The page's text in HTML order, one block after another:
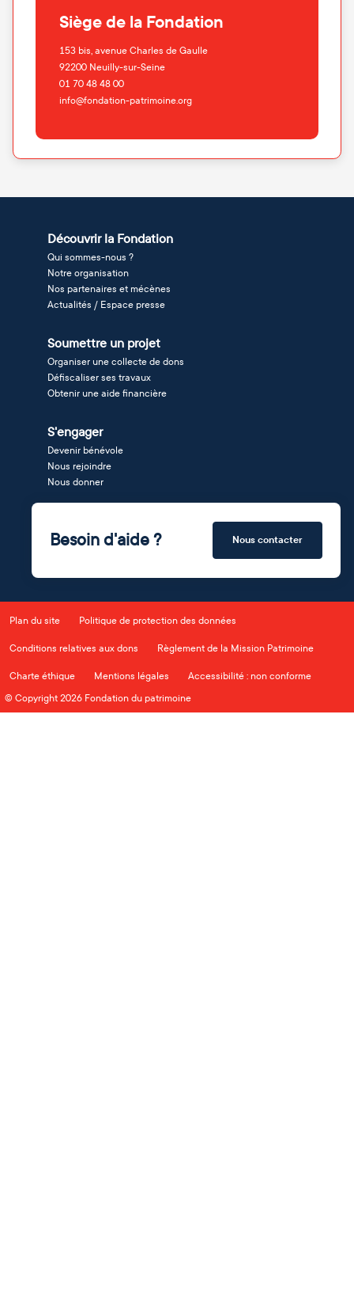
Siège de la Fondation
153 bis, avenue Charles de Gaulle
92200 Neuilly-sur-Seine
01 70 48 48 00
info@fondation-patrimoine.org
Découvrir la Fondation
Qui sommes-nous ?
Notre organisation
Nos partenaires et mécènes
Actualités / Espace presse
Soumettre un projet
Organiser une collecte de dons
Défiscaliser ses travaux
Obtenir une aide financière
S'engager
Devenir bénévole
Nous rejoindre
Nous donner
Besoin d'aide ? Nous contacter
Plan du site Politique de protection des données
Conditions relatives aux dons Règlement de la Mission Patrimoine
Charte éthique Mentions légales
Accessibilité : non conforme
© Copyright 2026 Fondation du patrimoine